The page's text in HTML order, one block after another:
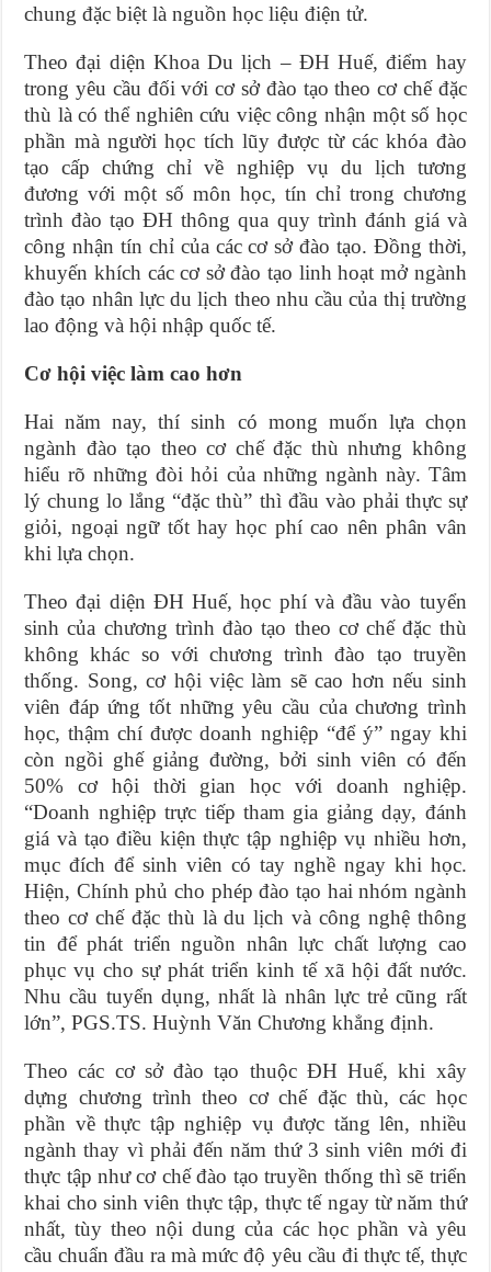
chung đặc biệt là nguồn học liệu điện tử.
Theo đại diện Khoa Du lịch – ĐH Huế, điểm hay
trong yêu cầu đối với cơ sở đào tạo theo cơ chế đặc
thù là có thể nghiên cứu việc công nhận một số học
phần mà người học tích lũy được từ các khóa đào
tạo cấp chứng chỉ về nghiệp vụ du lịch tương
đương với một số môn học, tín chỉ trong chương
trình đào tạo ĐH thông qua quy trình đánh giá và
công nhận tín chỉ của các cơ sở đào tạo. Đồng thời,
khuyến khích các cơ sở đào tạo linh hoạt mở ngành
đào tạo nhân lực du lịch theo nhu cầu của thị trường
lao động và hội nhập quốc tế.
Cơ hội việc làm cao hơn
Hai năm nay, thí sinh có mong muốn lựa chọn
ngành đào tạo theo cơ chế đặc thù nhưng không
hiểu rõ những đòi hỏi của những ngành này. Tâm
lý chung lo lắng “đặc thù” thì đầu vào phải thực sự
giỏi, ngoại ngữ tốt hay học phí cao nên phân vân
khi lựa chọn.
Theo đại diện ĐH Huế, học phí và đầu vào tuyển
sinh của chương trình đào tạo theo cơ chế đặc thù
không khác so với chương trình đào tạo truyền
thống. Song, cơ hội việc làm sẽ cao hơn nếu sinh
viên đáp ứng tốt những yêu cầu của chương trình
học, thậm chí được doanh nghiệp “để ý” ngay khi
còn ngồi ghế giảng đường, bởi sinh viên có đến
50% cơ hội thời gian học với doanh nghiệp.
“Doanh nghiệp trực tiếp tham gia giảng dạy, đánh
giá và tạo điều kiện thực tập nghiệp vụ nhiều hơn,
mục đích để sinh viên có tay nghề ngay khi học.
Hiện, Chính phủ cho phép đào tạo hai nhóm ngành
theo cơ chế đặc thù là du lịch và công nghệ thông
tin để phát triển nguồn nhân lực chất lượng cao
phục vụ cho sự phát triển kinh tế xã hội đất nước.
Nhu cầu tuyển dụng, nhất là nhân lực trẻ cũng rất
lớn”, PGS.TS. Huỳnh Văn Chương khẳng định.
Theo các cơ sở đào tạo thuộc ĐH Huế, khi xây
dựng chương trình theo cơ chế đặc thù, các học
phần về thực tập nghiệp vụ được tăng lên, nhiều
ngành thay vì phải đến năm thứ 3 sinh viên mới đi
thực tập như cơ chế đào tạo truyền thống thì sẽ triển
khai cho sinh viên thực tập, thực tế ngay từ năm thứ
nhất, tùy theo nội dung của các học phần và yêu
cầu chuẩn đầu ra mà mức độ yêu cầu đi thực tế, thực